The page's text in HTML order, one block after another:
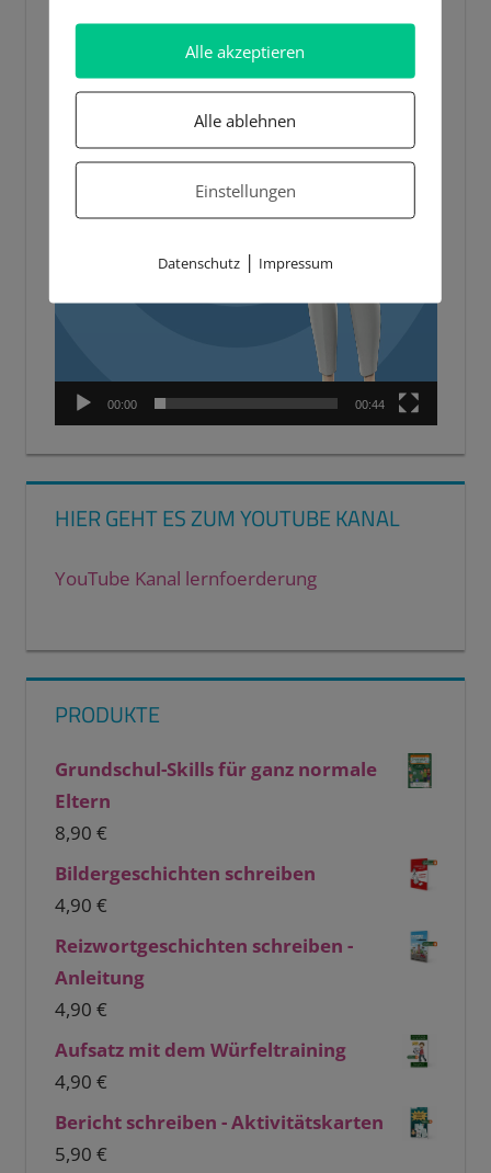
00:00 00:44
HIER GEHT ES ZUM YOUTUBE KANAL
YouTube Kanal lernfoerderung
PRODUKTE
Grundschul-Skills für ganz normale
Eltern
8,90 €
Bildergeschichten schreiben
4,90 €
Reizwortgeschichten schreiben -
Anleitung
4,90 €
Aufsatz mit dem Würfeltraining
4,90 €
Bericht schreiben - Aktivitätskarten
5,90 €
Alle akzeptieren
Alle ablehnen
Einstellungen
Datenschutz| Impressum